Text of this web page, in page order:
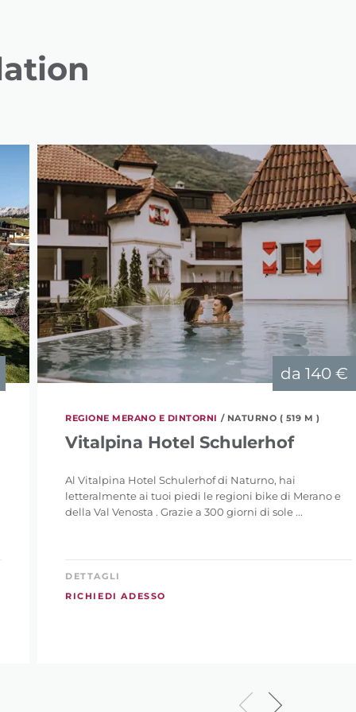
da 140 €
REGIONE MERANO E DINTORNI / NATURNO ( 519 M )
Vitalpina Hotel Schulerhof
Al Vitalpina Hotel Schulerhof di Naturno, hai
letteralmente ai tuoi piedi le regioni bike di Merano e
della Val Venosta . Grazie a 300 giorni di sole ...
DETTAGLI
RICHIEDI ADESSO